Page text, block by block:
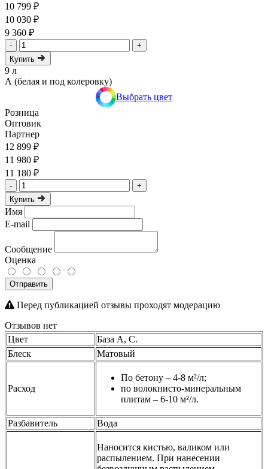
10 799 ₽
10 030 ₽
9 360 ₽
-
+
Купить
9 л
А (белая и под колеровку)
Выбрать цвет
Розница
Оптовик
Партнер
12 899 ₽
11 980 ₽
11 180 ₽
-
+
Купить
Имя
E-mail
Сообщение
Оценка
Отправить
Перед публикацией отзывы проходят модерацию
Отзывов нет
Цвет
База А, С.
Блеск
Матовый
Расход
По бетону – 4-8 м²/л;
по волокнисто-минеральным
плитам – 6-10 м²/л.
Разбавитель Вода
Наносится кистью, валиком или
распылением. При нанесении